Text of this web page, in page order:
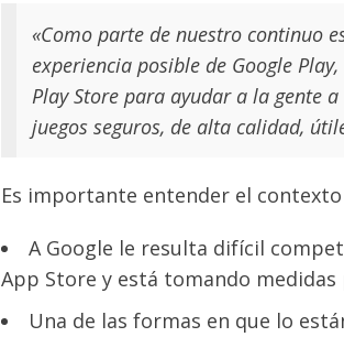
«Como parte de nuestro continuo
experiencia posible de Google
Play Store para ayudar a la gente
juegos seguros, de alta calidad,
Es importante entender el
A Google le resulta difícil
App Store y está tomando
Una de las formas en que lo